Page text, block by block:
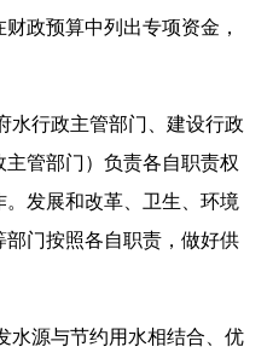
政预算中列出专项资金，
水行政主管部门、建设行政
管部门）负责各自职责权
发展和改革、卫生、环境
门按照各自职责，做好供
水源与节约用水相结合、优